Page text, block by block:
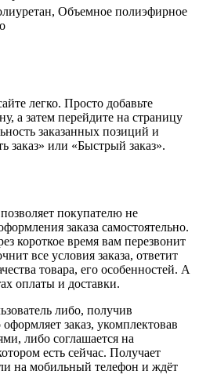
Объемное полиэфирное
легко. Просто добавьте
а затем перейдите на страницу
заказанных позиций и
или «Быстрый заказ».
покупателю не
заказа самостоятельно.
короткое время вам перезвонит
все условия заказа, ответит
товара, его особенностей. А
оплаты и доставки.
либо, получив
заказ, укомплектовав
либо соглашается на
есть сейчас. Получает
на мобильный телефон и ждёт